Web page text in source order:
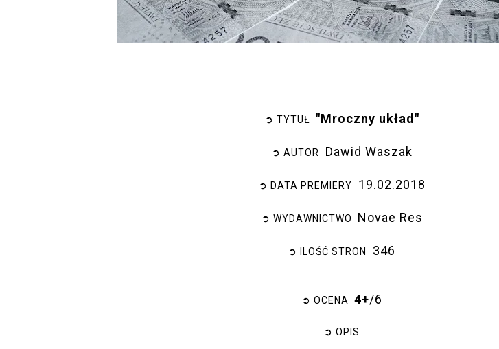
➲ TYTUŁ "Mroczny układ"
➲ AUTOR Dawid Waszak
➲ DATA PREMIERY 19.02.2018
➲ WYDAWNICTWO Novae Res
➲ ILOŚĆ STRON 346
➲ OCENA 4+/6
➲ OPIS